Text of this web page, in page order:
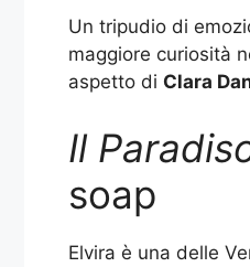
Un tripudio di
maggiore curiosità
aspetto di Clara
Il
soap
Elvira è una delle